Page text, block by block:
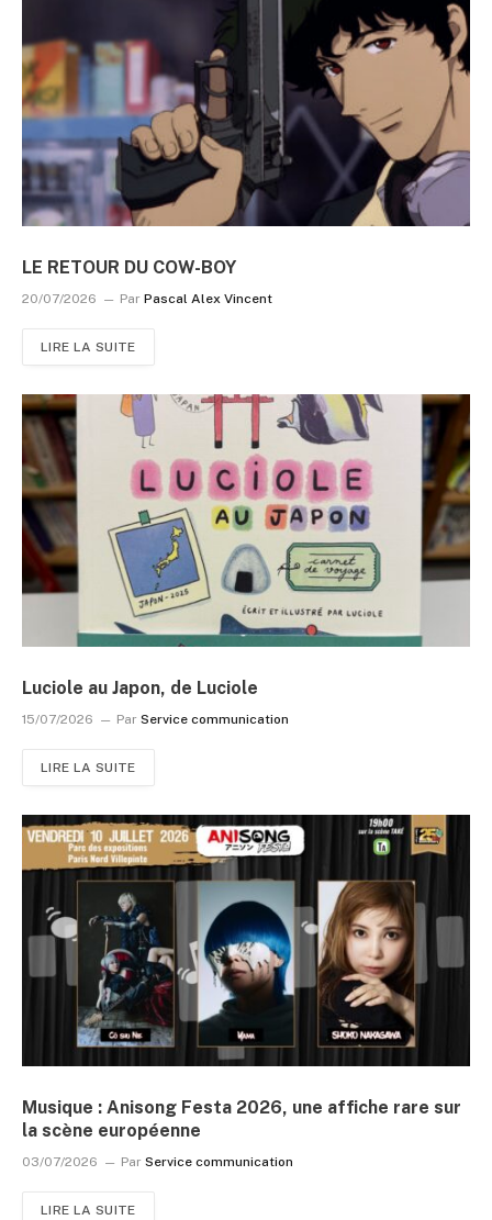
LE RETOUR DU COW-BOY
20/07/2026 Par Pascal Alex Vincent
LIRE LA SUITE
Luciole au Japon, de Luciole
15/07/2026 Par Service communication
LIRE LA SUITE
Musique : Anisong Festa 2026, une affiche rare sur
la scène européenne
03/07/2026 Par Service communication
LIRE LA SUITE